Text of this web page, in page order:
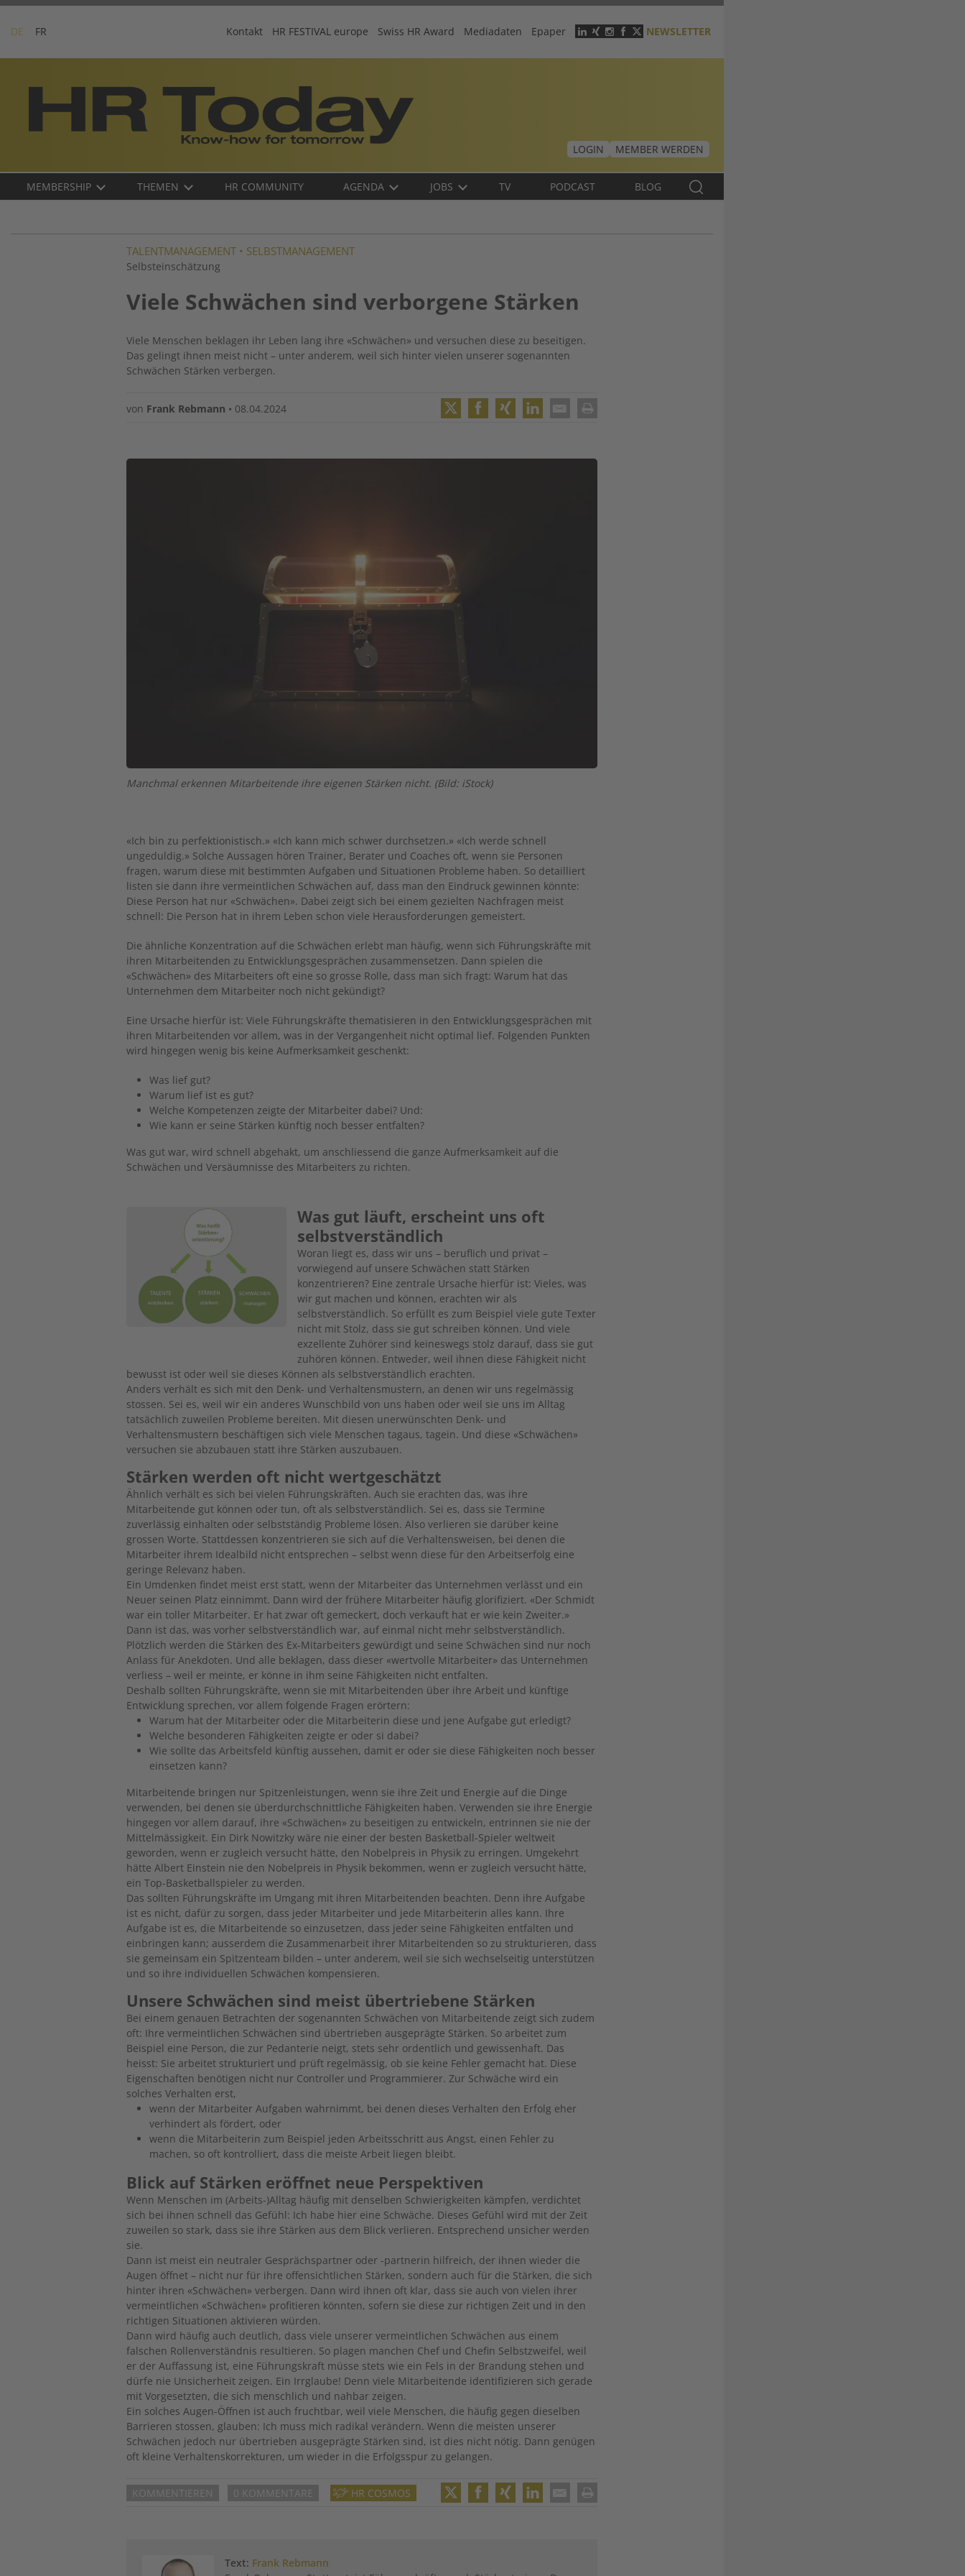
Skip
content
DE FR
Header
menu
Kontakt HR FESTIVAL europe Swiss HR Award Mediadaten Epaper NEWSLETTER
LOGIN
MEMBER WERDEN
Main
DE
MEMBERSHIP THEMEN HR COMMUNITY AGENDA JOBS TV PODCAST BLOG
TALENTMANAGEMENT • SELBSTMANAGEMENT
Selbsteinschätzung
Viele Schwächen sind verborgene Stärken
Viele Menschen beklagen ihr Leben lang ihre «Schwächen» und versuchen diese zu beseitigen.
Das gelingt ihnen meist nicht – unter anderem, weil sich hinter vielen unserer sogenannten
Schwächen Stärken verbergen.
von Frank Rebmann • 08.04.2024
Manchmal erkennen Mitarbeitende ihre eigenen Stärken nicht. (Bild: iStock)
«Ich bin zu perfektionistisch.» «Ich kann mich schwer durchsetzen.» «Ich werde schnell
ungeduldig.» Solche Aussagen hören Trainer, Berater und Coaches oft, wenn sie Personen
fragen, warum diese mit bestimmten Aufgaben und Situationen Probleme haben. So detailliert
listen sie dann ihre vermeintlichen Schwächen auf, dass man den Eindruck gewinnen könnte:
Diese Person hat nur «Schwächen». Dabei zeigt sich bei einem gezielten Nachfragen meist
schnell: Die Person hat in ihrem Leben schon viele Herausforderungen gemeistert.
Die ähnliche Konzentration auf die Schwächen erlebt man häufig, wenn sich Führungskräfte mit
ihren Mitarbeitenden zu Entwicklungsgesprächen zusammensetzen. Dann spielen die
«Schwächen» des Mitarbeiters oft eine so grosse Rolle, dass man sich fragt: Warum hat das
Unternehmen dem Mitarbeiter noch nicht gekündigt?
Eine Ursache hierfür ist: Viele Führungskräfte thematisieren in den Entwicklungsgesprächen mit
ihren Mitarbeitenden vor allem, was in der Vergangenheit nicht optimal lief. Folgenden Punkten
wird hingegen wenig bis keine Aufmerksamkeit geschenkt:
Was lief gut?
Warum lief ist es gut?
Welche Kompetenzen zeigte der Mitarbeiter dabei? Und:
Wie kann er seine Stärken künftig noch besser entfalten?
Was gut war, wird schnell abgehakt, um anschliessend die ganze Aufmerksamkeit auf die
Schwächen und Versäumnisse des Mitarbeiters zu richten.
Was gut läuft, erscheint uns oft
selbstverständlich
Woran liegt es, dass wir uns – beruflich und privat –
vorwiegend auf unsere Schwächen statt Stärken
konzentrieren? Eine zentrale Ursache hierfür ist: Vieles, was
wir gut machen und können, erachten wir als
selbstverständlich. So erfüllt es zum Beispiel viele gute Texter
nicht mit Stolz, dass sie gut schreiben können. Und viele
exzellente Zuhörer sind keineswegs stolz darauf, dass sie gut
zuhören können. Entweder, weil ihnen diese Fähigkeit nicht
bewusst ist oder weil sie dieses Können als selbstverständlich erachten.
Anders verhält es sich mit den Denk- und Verhaltensmustern, an denen wir uns regelmässig
stossen. Sei es, weil wir ein anderes Wunschbild von uns haben oder weil sie uns im Alltag
tatsächlich zuweilen Probleme bereiten. Mit diesen unerwünschten Denk- und
Verhaltensmustern beschäftigen sich viele Menschen tagaus, tagein. Und diese «Schwächen»
versuchen sie abzubauen statt ihre Stärken auszubauen.
Stärken werden oft nicht wertgeschätzt
Ähnlich verhält es sich bei vielen Führungskräften. Auch sie erachten das, was ihre
Mitarbeitende gut können oder tun, oft als selbstverständlich. Sei es, dass sie Termine
zuverlässig einhalten oder selbstständig Probleme lösen. Also verlieren sie darüber keine
grossen Worte. Stattdessen konzentrieren sie sich auf die Verhaltensweisen, bei denen die
Mitarbeiter ihrem Idealbild nicht entsprechen – selbst wenn diese für den Arbeitserfolg eine
geringe Relevanz haben.
Ein Umdenken findet meist erst statt, wenn der Mitarbeiter das Unternehmen verlässt und ein
Neuer seinen Platz einnimmt. Dann wird der frühere Mitarbeiter häufig glorifiziert. «Der Schmidt
war ein toller Mitarbeiter. Er hat zwar oft gemeckert, doch verkauft hat er wie kein Zweiter.»
Dann ist das, was vorher selbstverständlich war, auf einmal nicht mehr selbstverständlich.
Plötzlich werden die Stärken des Ex-Mitarbeiters gewürdigt und seine Schwächen sind nur noch
Anlass für Anekdoten. Und alle beklagen, dass dieser «wertvolle Mitarbeiter» das Unternehmen
verliess – weil er meinte, er könne in ihm seine Fähigkeiten nicht entfalten.
Deshalb sollten Führungskräfte, wenn sie mit Mitarbeitenden über ihre Arbeit und künftige
Entwicklung sprechen, vor allem folgende Fragen erörtern:
Warum hat der Mitarbeiter oder die Mitarbeiterin diese und jene Aufgabe gut erledigt?
Welche besonderen Fähigkeiten zeigte er oder si dabei?
Wie sollte das Arbeitsfeld künftig aussehen, damit er oder sie diese Fähigkeiten noch besser
einsetzen kann?
Mitarbeitende bringen nur Spitzenleistungen, wenn sie ihre Zeit und Energie auf die Dinge
verwenden, bei denen sie überdurchschnittliche Fähigkeiten haben. Verwenden sie ihre Energie
hingegen vor allem darauf, ihre «Schwächen» zu beseitigen zu entwickeln, entrinnen sie nie der
Mittelmässigkeit. Ein Dirk Nowitzky wäre nie einer der besten Basketball-Spieler weltweit
geworden, wenn er zugleich versucht hätte, den Nobelpreis in Physik zu erringen. Umgekehrt
hätte Albert Einstein nie den Nobelpreis in Physik bekommen, wenn er zugleich versucht hätte,
ein Top-Basketballspieler zu werden.
Das sollten Führungskräfte im Umgang mit ihren Mitarbeitenden beachten. Denn ihre Aufgabe
ist es nicht, dafür zu sorgen, dass jeder Mitarbeiter und jede Mitarbeiterin alles kann. Ihre
Aufgabe ist es, die Mitarbeitende so einzusetzen, dass jeder seine Fähigkeiten entfalten und
einbringen kann; ausserdem die Zusammenarbeit ihrer Mitarbeitenden so zu strukturieren, dass
sie gemeinsam ein Spitzenteam bilden – unter anderem, weil sie sich wechselseitig unterstützen
und so ihre individuellen Schwächen kompensieren.
Unsere Schwächen sind meist übertriebene Stärken
Bei einem genauen Betrachten der sogenannten Schwächen von Mitarbeitende zeigt sich zudem
oft: Ihre vermeintlichen Schwächen sind übertrieben ausgeprägte Stärken. So arbeitet zum
Beispiel eine Person, die zur Pedanterie neigt, stets sehr ordentlich und gewissenhaft. Das
heisst: Sie arbeitet strukturiert und prüft regelmässig, ob sie keine Fehler gemacht hat. Diese
Eigenschaften benötigen nicht nur Controller und Programmierer. Zur Schwäche wird ein
solches Verhalten erst,
wenn der Mitarbeiter Aufgaben wahrnimmt, bei denen dieses Verhalten den Erfolg eher
verhindert als fördert, oder
wenn die Mitarbeiterin zum Beispiel jeden Arbeitsschritt aus Angst, einen Fehler zu
machen, so oft kontrolliert, dass die meiste Arbeit liegen bleibt.
Blick auf Stärken eröffnet neue Perspektiven
Wenn Menschen im (Arbeits-)Alltag häufig mit denselben Schwierigkeiten kämpfen, verdichtet
sich bei ihnen schnell das Gefühl: Ich habe hier eine Schwäche. Dieses Gefühl wird mit der Zeit
zuweilen so stark, dass sie ihre Stärken aus dem Blick verlieren. Entsprechend unsicher werden
sie.
Dann ist meist ein neutraler Gesprächspartner oder -partnerin hilfreich, der ihnen wieder die
Augen öffnet – nicht nur für ihre offensichtlichen Stärken, sondern auch für die Stärken, die sich
hinter ihren «Schwächen» verbergen. Dann wird ihnen oft klar, dass sie auch von vielen ihrer
vermeintlichen «Schwächen» profitieren könnten, sofern sie diese zur richtigen Zeit und in den
richtigen Situationen aktivieren würden.
Dann wird häufig auch deutlich, dass viele unserer vermeintlichen Schwächen aus einem
falschen Rollenverständnis resultieren. So plagen manchen Chef und Chefin Selbstzweifel, weil
er der Auffassung ist, eine Führungskraft müsse stets wie ein Fels in der Brandung stehen und
dürfe nie Unsicherheit zeigen. Ein Irrglaube! Denn viele Mitarbeitende identifizieren sich gerade
mit Vorgesetzten, die sich menschlich und nahbar zeigen.
Ein solches Augen-Öffnen ist auch fruchtbar, weil viele Menschen, die häufig gegen dieselben
Barrieren stossen, glauben: Ich muss mich radikal verändern. Wenn die meisten unserer
Schwächen jedoch nur übertrieben ausgeprägte Stärken sind, ist dies nicht nötig. Dann genügen
oft kleine Verhaltenskorrekturen, um wieder in die Erfolgsspur zu gelangen.
KOMMENTIEREN 0 KOMMENTARE HR COSMOS
Text: Frank Rebmann